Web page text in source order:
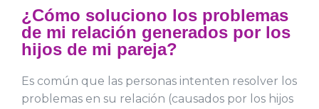
¿Cómo soluciono los problemas
de mi relación generados por los
hijos de mi pareja?
Es común que las personas intenten resolver los
problemas en su relación (causados por los hijos